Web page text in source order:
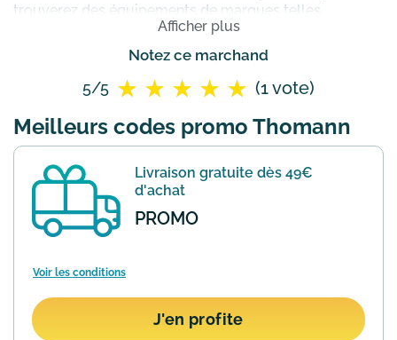
trouverez des équipements de marques telles
que Yamaha, Fender, Shure, Sennheiser, Gibson,
Behringer ou Roland que ce soit pour équiper un
faire plaisir. Outre des équipements de sonorisation,
d’équipements d’éclairage, d’effets et processeurs
signaux.
Afficher plus
Notez ce marchand
5/5 (1 vote)
Meilleurs codes promo Thomann
Livraison gratuite dès 49€
d'achat
PROMO
Voir les conditions
J'en profite